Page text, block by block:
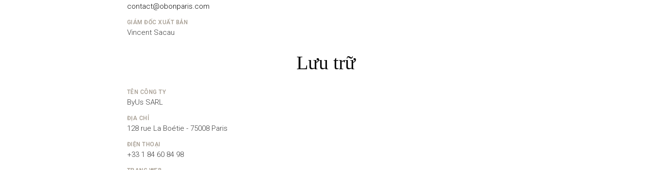
contact@obonparis.com
GIÁM ĐỐC XUẤT BẢN
Vincent Sacau
Lưu trữ
TÊN CÔNG TY
ByUs SARL
ĐỊA CHỈ
128 rue La Boétie - 75008 Paris
ĐIỆN THOẠI
+33 1 84 60 84 98